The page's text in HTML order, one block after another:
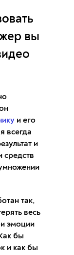
вы
и его
всегда
и
средств
так,
весь
эмоции
бы
и как бы